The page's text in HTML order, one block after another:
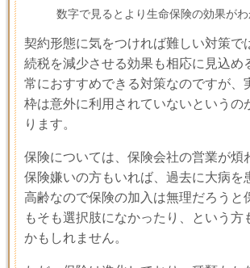
数字で見るとより生命保険の効果がわ
契約形態に気をつければ難しい対策で
続税を減少させる効果も相応に見込め
常におすすめできる対策なのですが、
枠は意外に利用されていないというの
ります。
保険については、保険会社の営業が煩
保険嫌いの方もいれば、過去に大病を
高齢なので保険の加入は無理だろうと
もそも選択肢になかったり、という方
かもしれません。